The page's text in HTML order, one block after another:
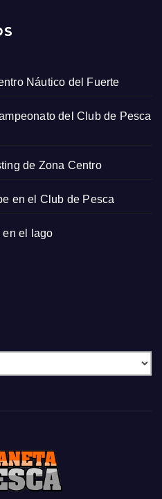
Náutico del Fuerte
del Club de Pesca
de Zona Centro
en el Club de Pesca
en el lago